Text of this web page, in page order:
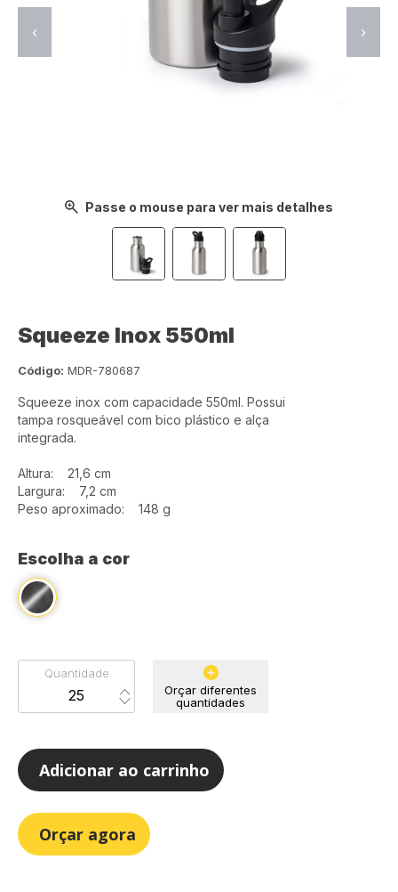
Passe o mouse para ver mais detalhes
‹ ›
Squeeze Inox 550ml
Código: MDR-780687
Squeeze inox com capacidade 550ml. Possui
tampa rosqueável com bico plástico e alça
integrada.
Altura: 21,6 cm
Largura: 7,2 cm
Peso aproximado: 148 g
Escolha a cor
Quantidade
Orçar diferentes
quantidades
Adicionar ao carrinho
Orçar agora